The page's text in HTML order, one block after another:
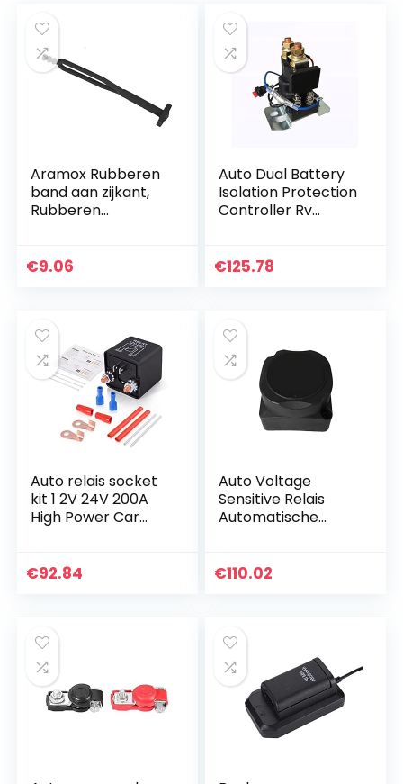
Aramox Rubberen
band aan zijkant,
Rubberen
Accessoire voor
€9.06
Auto Dual Battery
Isolation Protection
Controller Rv
Isolator 12V 24V
€125.78
Auto relais socket
kit 1 2V 24V 200A
High Power Car
Heavy Duty Auto
€92.84
Auto Voltage
Sensitive Relais
Automatische
Isolator (VSR) Voor
€110.02